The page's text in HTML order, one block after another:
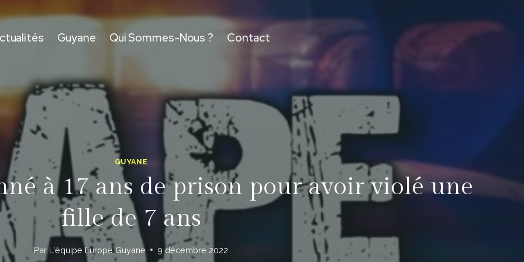
Guyane Qui Sommes-Nous ? Contact
GUYANE
à 17 ans de prison pour avoir violé une
fille de 7 ans
ParL'équipe Europe Guyane 9 décembre 2022